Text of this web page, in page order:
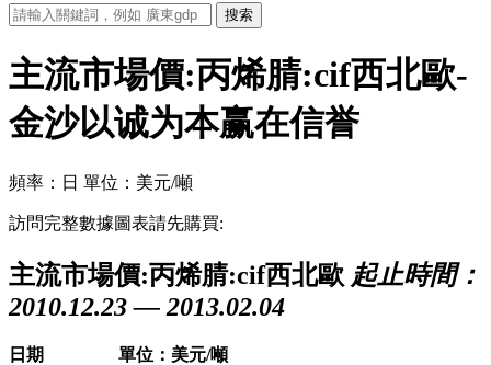
主流市場價:丙烯腈:cif西北歐-
金沙以诚为本赢在信誉
頻率：日 單位：美元/噸
訪問完整數據圖表請先購買:
主流市場價:丙烯腈:cif西北歐 起止時間：
2010.12.23 — 2013.02.04
日期
單位：美元/噸